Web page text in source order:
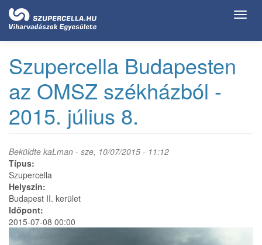
Ugrás
tartalomra
Szupercella Budapesten
az OMSZ székházból -
2015. július 8.
Beküldte kaLman - sze, 10/07/2015 - 11:12
Típus:
Szupercella
Helyszín:
Budapest II. kerület
Időpont:
2015-07-08 00:00